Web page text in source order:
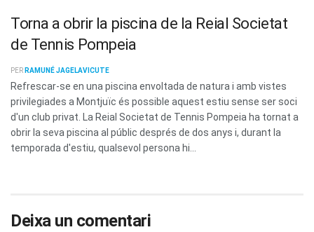
Torna a obrir la piscina de la Reial Societat
de Tennis Pompeia
PER RAMUNÉ JAGELAVICUTE
Refrescar-se en una piscina envoltada de natura i amb vistes
privilegiades a Montjuïc és possible aquest estiu sense ser soci
d'un club privat. La Reial Societat de Tennis Pompeia ha tornat a
obrir la seva piscina al públic després de dos anys i, durant la
temporada d'estiu, qualsevol persona hi...
Deixa un comentari